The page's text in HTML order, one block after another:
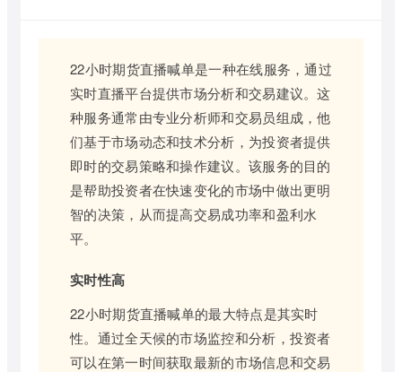
22小时期货直播喊单是一种在线服务，通过
实时直播平台提供市场分析和交易建议。这
种服务通常由专业分析师和交易员组成，他
们基于市场动态和技术分析，为投资者提供
即时的交易策略和操作建议。该服务的目的
是帮助投资者在快速变化的市场中做出更明
智的决策，从而提高交易成功率和盈利水
平。
实时性高
22小时期货直播喊单的最大特点是其实时
性。通过全天候的市场监控和分析，投资者
可以在第一时间获取最新的市场信息和交易